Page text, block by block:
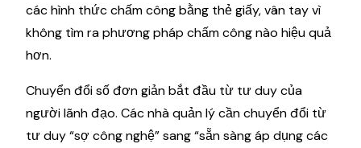
các hình thức chấm công bằng thẻ giấy, vân tay vì
không tìm ra phương pháp chấm công nào hiệu quả
hơn.
Chuyển đổi số đơn giản bắt đầu từ tư duy của
người lãnh đạo. Các nhà quản lý cần chuyển đổi từ
tư duy “sợ công nghệ” sang “sẵn sàng áp dụng các